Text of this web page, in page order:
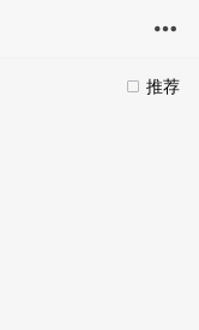
推荐